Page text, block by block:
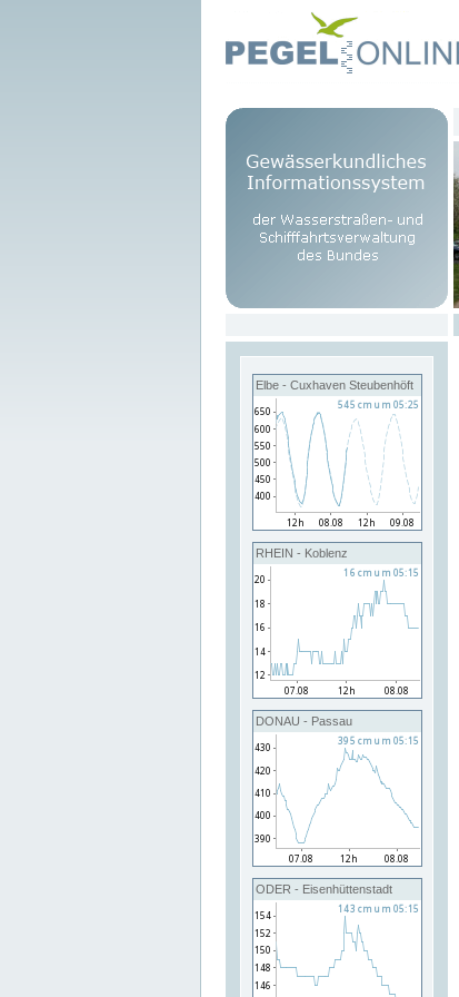
Elbe - Cuxhaven Steubenhöft
RHEIN - Koblenz
DONAU - Passau
ODER - Eisenhüttenstadt